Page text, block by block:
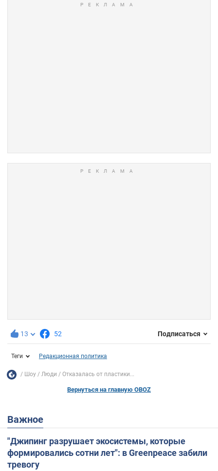
13 52 Подписаться
Теги Редакционная политика
Шоу Люди Отказалась от пластики...
Вернуться на главную OBOZ
Важное
"Джипинг разрушает экосистемы, которые
формировались сотни лет": в Greenpeace забили
тревогу